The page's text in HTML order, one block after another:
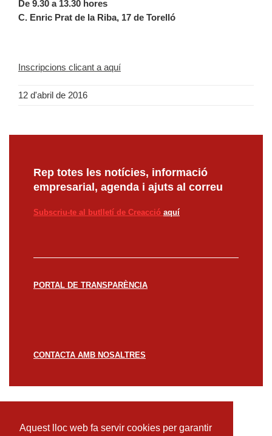
Aquest lloc web fa servir cookies per garantir
De 9.30 a 13.30 hores
C. Enric Prat de la Riba, 17 de Torelló
Inscripcions clicant a aquí
12 d'abril de 2016
Rep totes les notícies, informació
empresarial, agenda i ajuts al correu
Subscriu-te al butlletí de Creacció aquí
PORTAL DE TRANSPARÈNCIA
CONTACTA AMB NOSALTRES